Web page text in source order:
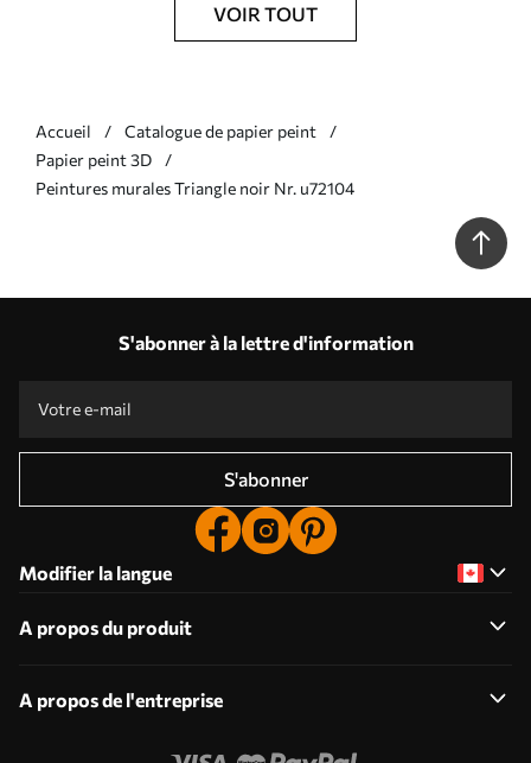
VOIR TOUT
Accueil
Catalogue de papier peint
Papier peint 3D
Peintures murales Triangle noir Nr. u72104
S'abonner à la lettre d'information
S'abonner
Modifier la langue
A propos du produit
A propos de l'entreprise